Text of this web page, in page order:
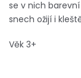
se v nich
snech ožijí i
Věk 3+